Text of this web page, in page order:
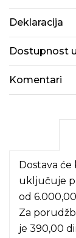
Deklaracija
Dostupnost
Komentari
Dostava
uključuje
od
Za
je 390,00